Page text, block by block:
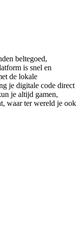
beltegoed,
is snel en
de lokale
je digitale code direct
je altijd gamen,
waar ter wereld je ook